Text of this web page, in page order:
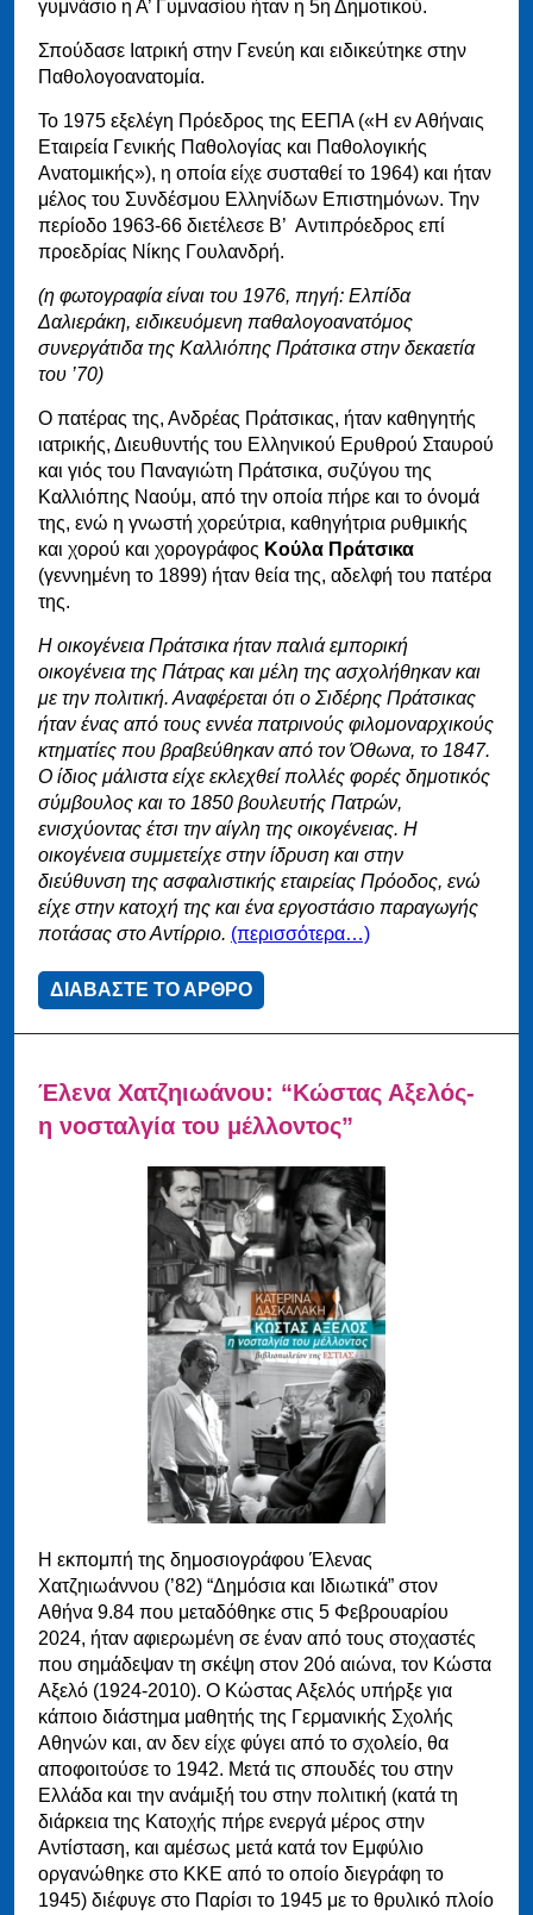
γυμνάσιο η Α’ Γυμνασίου ήταν η 5η Δημοτικού.
Σπούδασε Ιατρική στην Γενεύη και ειδικεύτηκε στην
Παθολογοανατομία.
Το 1975 εξελέγη Πρόεδρος της ΕΕΠΑ («Η εν Αθήναις
Εταιρεία Γενικής Παθολογίας και Παθολογικής
Ανατοµικής»), η οποία είχε συσταθεί το 1964) και ήταν
μέλος του Συνδέσμου Ελληνίδων Επιστημόνων. Την
περίοδο 1963-66 διετέλεσε Β’ Αντιπρόεδρος επί
προεδρίας Νίκης Γουλανδρή.
(η φωτογραφία είναι του 1976, πηγή: Ελπίδα
Δαλιεράκη, ειδικευόμενη παθαλογοανατόμος
συνεργάτιδα της Καλλιόπης Πράτσικα στην δεκαετία
του ’70)
Ο πατέρας της, Ανδρέας Πράτσικας, ήταν καθηγητής
ιατρικής, Διευθυντής του Ελληνικού Ερυθρού Σταυρού
και γιός του Παναγιώτη Πράτσικα, συζύγου της
Καλλιόπης Ναούμ, από την οποία πήρε και το όνομά
της, ενώ η γνωστή χορεύτρια, καθηγήτρια ρυθμικής
και χορού και χορογράφος Κούλα Πράτσικα
(γεννημένη το 1899) ήταν θεία της, αδελφή του πατέρα
της.
Η οικογένεια Πράτσικα ήταν παλιά εμπορική
οικογένεια της Πάτρας και μέλη της ασχολήθηκαν και
με την πολιτική. Αναφέρεται ότι ο Σιδέρης Πράτσικας
ήταν ένας από τους εννέα πατρινούς φιλομοναρχικούς
κτηματίες που βραβεύθηκαν από τον Όθωνα, το 1847.
Ο ίδιος μάλιστα είχε εκλεχθεί πολλές φορές δημοτικός
σύμβουλος και το 1850 βουλευτής Πατρών,
ενισχύοντας έτσι την αίγλη της οικογένειας. Η
οικογένεια συμμετείχε στην ίδρυση και στην
διεύθυνση της ασφαλιστικής εταιρείας Πρόοδος, ενώ
είχε στην κατοχή της και ένα εργοστάσιο παραγωγής
ποτάσας στο Αντίρριο. (περισσότερα…)
ΔΙΑΒΑΣΤΕ ΤΟ ΑΡΘΡΟ
Έλενα Χατζηιωάνου: “Κώστας Αξελός-
η νοσταλγία του μέλλοντος”
Η εκπομπή της δημοσιογράφου Έλενας
Χατζηιωάννου (’82) “Δημόσια και Ιδιωτικά” στον
Αθήνα 9.84 που μεταδόθηκε στις 5 Φεβρουαρίου
2024, ήταν αφιερωμένη σε έναν από τους στοχαστές
που σημάδεψαν τη σκέψη στον 20ό αιώνα, τον Κώστα
Αξελό (1924-2010). Ο Κώστας Αξελός υπήρξε για
κάποιο διάστημα μαθητής της Γερμανικής Σχολής
Αθηνών και, αν δεν είχε φύγει από το σχολείο, θα
αποφοιτούσε το 1942. Μετά τις σπουδές του στην
Ελλάδα και την ανάμιξή του στην πολιτική (κατά τη
διάρκεια της Κατοχής πήρε ενεργά μέρος στην
Αντίσταση, και αμέσως μετά κατά τον Εμφύλιο
οργανώθηκε στο ΚΚΕ από το οποίο διεγράφη το
1945) διέφυγε στο Παρίσι το 1945 με το θρυλικό πλοίο